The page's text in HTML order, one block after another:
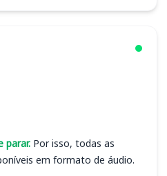
parar. Por isso, todas as
em formato de áudio.